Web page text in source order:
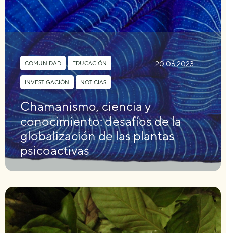
COMUNIDAD , EDUCACIÓN ,
INVESTIGACIÓN , NOTICIAS
20.06.2023
Chamanismo, ciencia y
conocimiento: desafíos de la
globalización de las plantas
psicoactivas